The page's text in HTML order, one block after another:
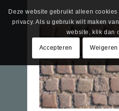
Deze website gebruikt alleen
privacy. Als u gebruik wilt maken
website, klik dan
Accepteren Weigeren